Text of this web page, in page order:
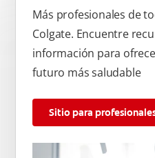
Más profesionales de
Colgate. Encuentre
información para
futuro más saludable
Sitio para